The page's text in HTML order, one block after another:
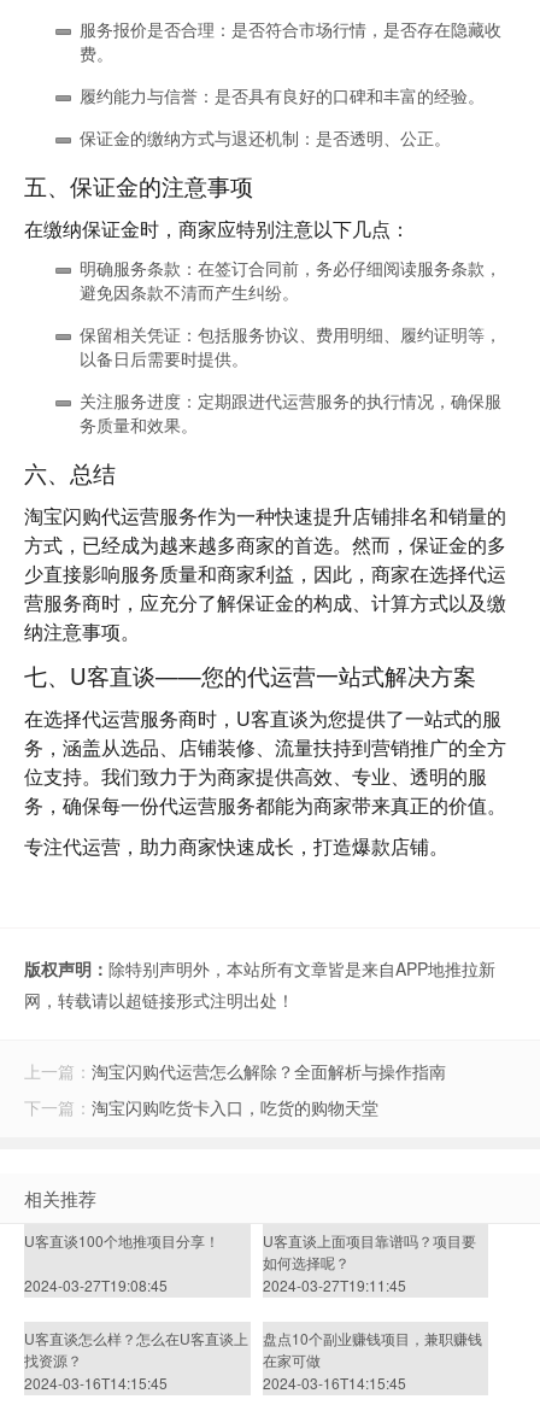
服务报价是否合理 ：是否符合市场行情，是否存在隐藏收
费。
履约能力与信誉 ：是否具有良好的口碑和丰富的经验。
保证金的缴纳方式与退还机制 ：是否透明、公正。
五、保证金的注意事项
在缴纳保证金时，商家应特别注意以下几点：
明确服务条款 ：在签订合同前，务必仔细阅读服务条款，
避免因条款不清而产生纠纷。
保留相关凭证 ：包括服务协议、费用明细、履约证明等，
以备日后需要时提供。
关注服务进度 ：定期跟进代运营服务的执行情况，确保服
务质量和效果。
六、总结
淘宝闪购代运营服务作为一种快速提升店铺排名和销量的
方式，已经成为越来越多商家的首选。然而，保证金的多
少直接影响服务质量和商家利益，因此，商家在选择代运
营服务商时，应充分了解保证金的构成、计算方式以及缴
纳注意事项。
七、U客直谈——您的代运营一站式解决方案
在选择代运营服务商时，U客直谈为您提供了一站式的服
务，涵盖从选品、店铺装修、流量扶持到营销推广的全方
位支持。我们致力于为商家提供高效、专业、透明的服
务，确保每一份代运营服务都能为商家带来真正的价值。
专注代运营，助力商家快速成长，打造爆款店铺。
版权声明： 除特别声明外，本站所有文章皆是来自APP地推拉新
网，转载请以超链接形式注明出处！
上一篇： 淘宝闪购代运营怎么解除？全面解析与操作指南
下一篇： 淘宝闪购吃货卡入口，吃货的购物天堂
相关推荐
U客直谈100个地推项目分享！
2024-03-27T19:08:45
U客直谈上面项目靠谱吗？项目要
如何选择呢？
2024-03-27T19:11:45
U客直谈怎么样？怎么在U客直谈上
找资源？
2024-03-16T14:15:45
盘点10个副业赚钱项目，兼职赚钱
在家可做
2024-03-16T14:15:45